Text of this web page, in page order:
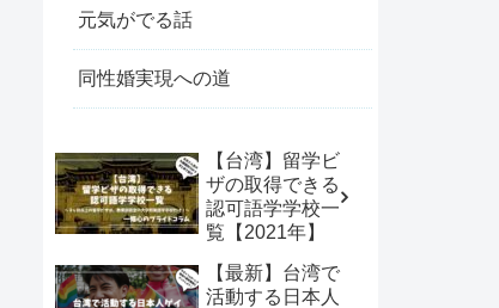
元気がでる話
同性婚実現への道
【台湾】留学ビ
ザの取得できる
認可語学学校一
覧【2021年】
【最新】台湾で
活動する日本人